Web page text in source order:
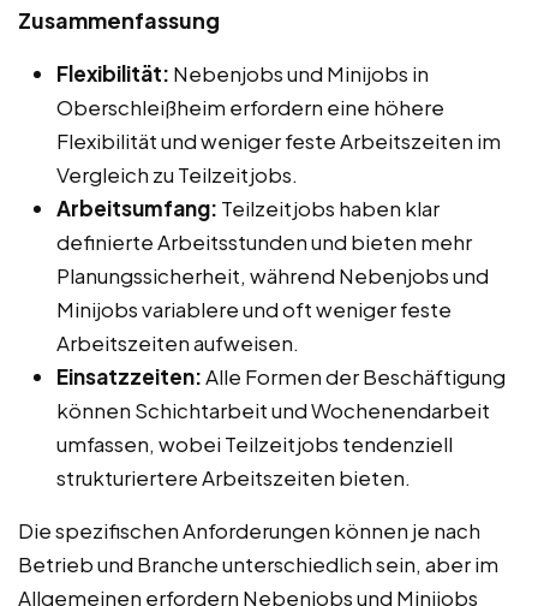
Zusammenfassung
Flexibilität: Nebenjobs und Minijobs in
Oberschleißheim erfordern eine höhere
Flexibilität und weniger feste Arbeitszeiten im
Vergleich zu Teilzeitjobs.
Arbeitsumfang: Teilzeitjobs haben klar
definierte Arbeitsstunden und bieten mehr
Planungssicherheit, während Nebenjobs und
Minijobs variablere und oft weniger feste
Arbeitszeiten aufweisen.
Einsatzzeiten:Alle Formen der Beschäftigung
können Schichtarbeit und Wochenendarbeit
umfassen, wobei Teilzeitjobs tendenziell
strukturiertere Arbeitszeiten bieten.
Die spezifischen Anforderungen können je nach
Betrieb und Branche unterschiedlich sein, aber im
Allgemeinen erfordern Nebenjobs und Minijobs